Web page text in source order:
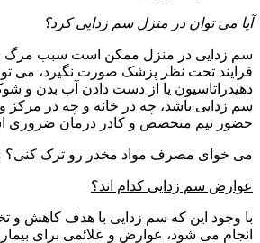
آیا می توان در منزل سم زدایی کرد؟
سم زدایی در منزل ممکن است سبب مرگ
فرایند تحت نظر پزشک صورت نگیرد، می
دهیدراتاسیون یا از دست دادن آب بدن و
سم زدایی باشد، چه در خانه و چه در مرکز
حضور تیم متخصص و کادر درمان ضروری
می خوای مصرف مواد مخدر رو ترک کنی؟
عوارض سم زدایی کدام اند؟
با وجود این که سم زدایی با هدف کاهش و
انجام می شود، عوارض و علائمی برای